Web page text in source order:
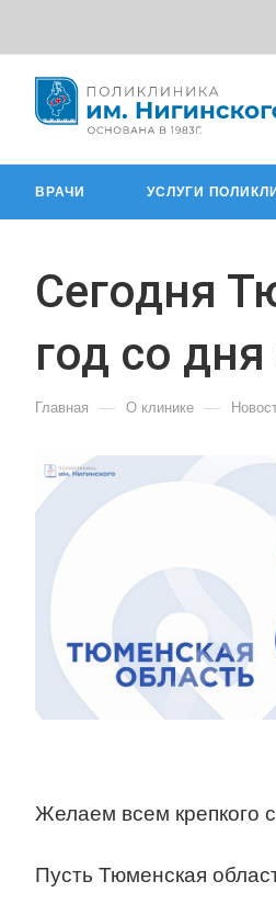
ВРАЧИ УСЛУГИ
Сегодня
год со
Главная — О клинике —
Желаем всем крепкого
Пусть Тюменская